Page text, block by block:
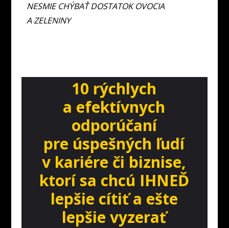
NESMIE CHÝBAŤ DOSTATOK OVOCIA
A ZELENINY
10 rýchlych
a efektívnych
odporúčaní
pre úspešných ľudí
v kariére či biznise,
ktorí sa chcú IHNEĎ
lepšie cítiť a ešte
lepšie vyzerať